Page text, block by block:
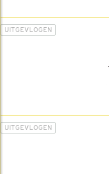
UITGEVLOGEN
UITGEVLOGEN